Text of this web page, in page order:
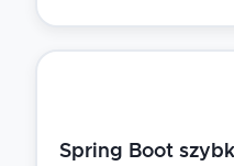
Spring Boot